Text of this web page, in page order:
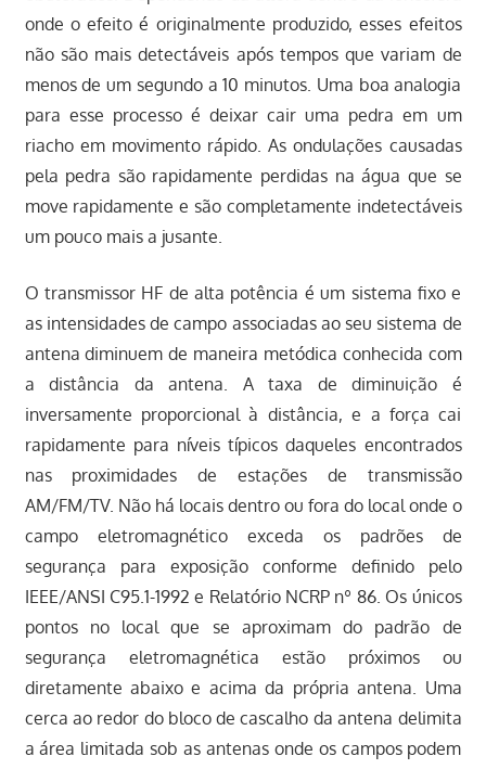
onde o efeito é originalmente produzido, esses efeitos
não são mais detectáveis após tempos que variam de
menos de um segundo a 10 minutos. Uma boa analogia
para esse processo é deixar cair uma pedra em um
riacho em movimento rápido. As ondulações causadas
pela pedra são rapidamente perdidas na água que se
move rapidamente e são completamente indetectáveis
um pouco mais a jusante.
O transmissor HF de alta potência é um sistema fixo e
as intensidades de campo associadas ao seu sistema de
antena diminuem de maneira metódica conhecida com
a distância da antena. A taxa de diminuição é
inversamente proporcional à distância, e a força cai
rapidamente para níveis típicos daqueles encontrados
nas proximidades de estações de transmissão
AM/FM/TV. Não há locais dentro ou fora do local onde o
campo eletromagnético exceda os padrões de
segurança para exposição conforme definido pelo
IEEE/ANSI C95.1-1992 e Relatório NCRP nº 86. Os únicos
pontos no local que se aproximam do padrão de
segurança eletromagnética estão próximos ou
diretamente abaixo e acima da própria antena. Uma
cerca ao redor do bloco de cascalho da antena delimita
a área limitada sob as antenas onde os campos podem